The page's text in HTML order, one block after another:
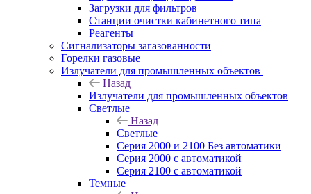
Загрузки для фильтров
Станции очистки кабинетного типа
Реагенты
Сигнализаторы загазованности
Горелки газовые
Излучатели для промышленных объектов
Назад
Излучатели для промышленных объектов
Светлые
Назад
Светлые
Серия 2000 и 2100 Без автоматики
Серия 2000 с автоматикой
Серия 2100 с автоматикой
Темные